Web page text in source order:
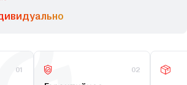
01 02